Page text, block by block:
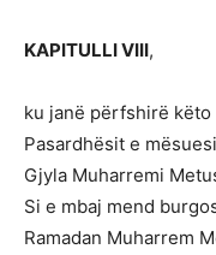
KAPITULLI VIII,
ku janë përfshirë
Pasardhësit e
Gjyla Muharremi
Si e mbaj mend
Ramadan Muharrem